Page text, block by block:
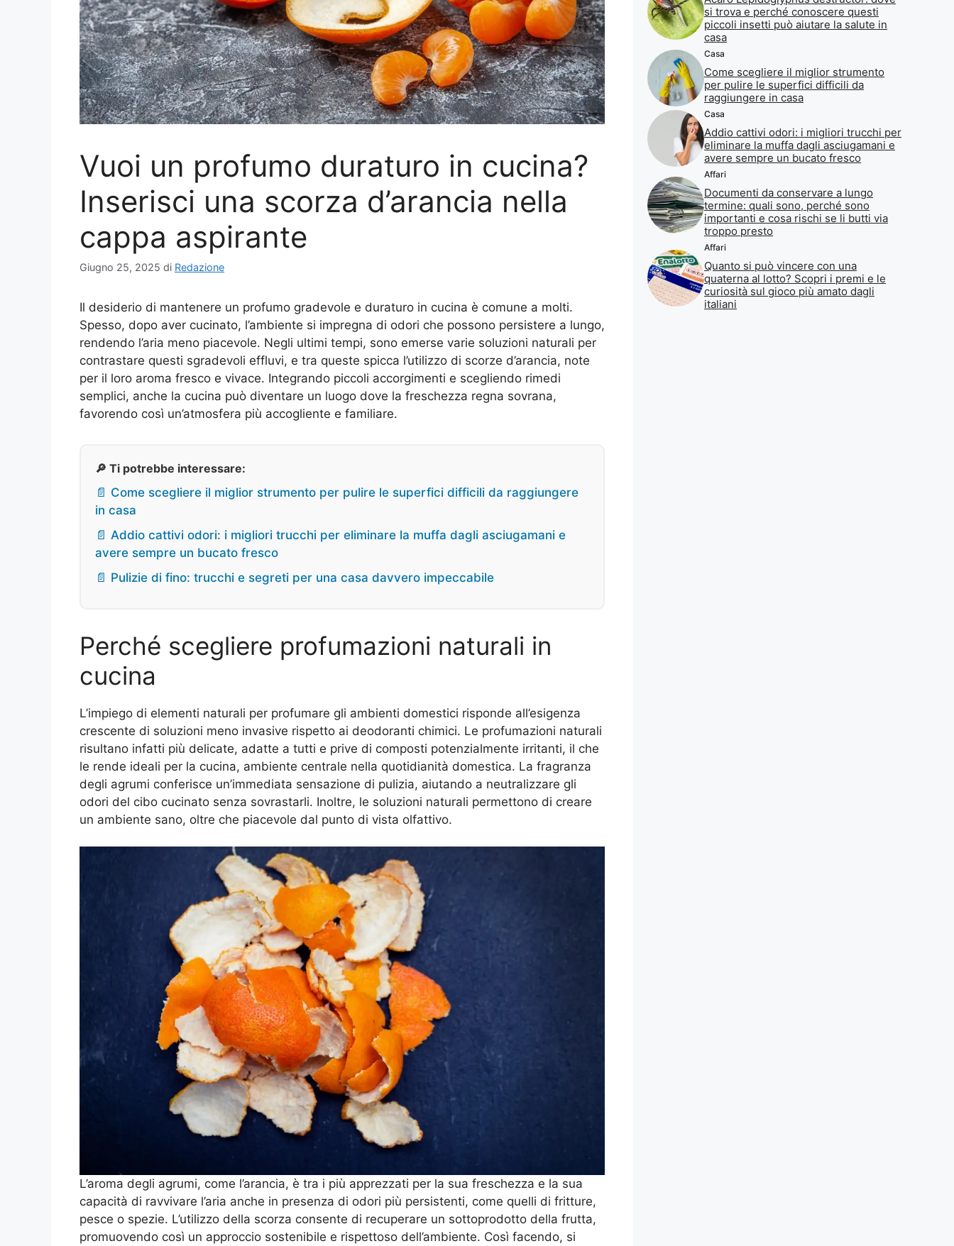
Vuoi un profumo duraturo in cucina?
Inserisci una scorza d’arancia nella
cappa aspirante
Giugno 25, 2025 di Redazione
Il desiderio di mantenere un profumo gradevole e duraturo in cucina è comune a molti.
Spesso, dopo aver cucinato, l’ambiente si impregna di odori che possono persistere a lungo,
rendendo l’aria meno piacevole. Negli ultimi tempi, sono emerse varie soluzioni naturali per
contrastare questi sgradevoli effluvi, e tra queste spicca l’utilizzo di scorze d’arancia, note
per il loro aroma fresco e vivace. Integrando piccoli accorgimenti e scegliendo rimedi
semplici, anche la cucina può diventare un luogo dove la freschezza regna sovrana,
favorendo così un’atmosfera più accogliente e familiare.
🔎 Ti potrebbe interessare:
📄 Come scegliere il miglior strumento per pulire le superfici difficili da raggiungere
in casa
📄 Addio cattivi odori: i migliori trucchi per eliminare la muffa dagli asciugamani e
avere sempre un bucato fresco
📄 Pulizie di fino: trucchi e segreti per una casa davvero impeccabile
Perché scegliere profumazioni naturali in
cucina
L’impiego di elementi naturali per profumare gli ambienti domestici risponde all’esigenza
crescente di soluzioni meno invasive rispetto ai deodoranti chimici. Le profumazioni naturali
risultano infatti più delicate, adatte a tutti e prive di composti potenzialmente irritanti, il che
le rende ideali per la cucina, ambiente centrale nella quotidianità domestica. La fragranza
degli agrumi conferisce un’immediata sensazione di pulizia, aiutando a neutralizzare gli
odori del cibo cucinato senza sovrastarli. Inoltre, le soluzioni naturali permettono di creare
un ambiente sano, oltre che piacevole dal punto di vista olfattivo.
L’aroma degli agrumi, come l’arancia, è tra i più apprezzati per la sua freschezza e la sua
capacità di ravvivare l’aria anche in presenza di odori più persistenti, come quelli di fritture,
pesce o spezie. L’utilizzo della scorza consente di recuperare un sottoprodotto della frutta,
promuovendo così un approccio sostenibile e rispettoso dell’ambiente. Così facendo, si
si trova e perché conoscere questi
piccoli insetti può aiutare la salute in
casa
Casa
Come scegliere il miglior strumento
per pulire le superfici difficili da
raggiungere in casa
Casa
Addio cattivi odori: i migliori trucchi per
eliminare la muffa dagli asciugamani e
avere sempre un bucato fresco
Affari
Documenti da conservare a lungo
termine: quali sono, perché sono
importanti e cosa rischi se li butti via
troppo presto
Affari
Quanto si può vincere con una
quaterna al lotto? Scopri i premi e le
curiosità sul gioco più amato dagli
italiani